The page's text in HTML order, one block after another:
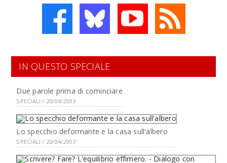
IN QUESTO SPECIALE
Due parole prima di cominciare
SPECIALI / 20/04/2003
Lo specchio deformante e la casa sull'albero
SPECIALI / 20/04/2003